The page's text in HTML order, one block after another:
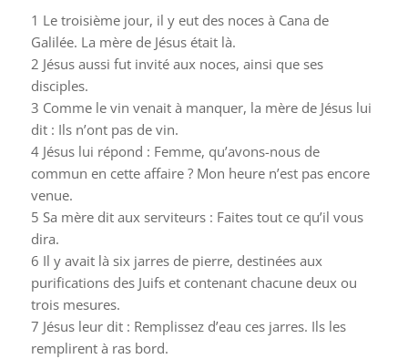
1 Le troisième jour, il y eut des noces à Cana de
Galilée. La mère de Jésus était là.
2 Jésus aussi fut invité aux noces, ainsi que ses
disciples.
3 Comme le vin venait à manquer, la mère de Jésus lui
dit : Ils n’ont pas de vin.
4 Jésus lui répond : Femme, qu’avons-nous de
commun en cette affaire ? Mon heure n’est pas encore
venue.
5 Sa mère dit aux serviteurs : Faites tout ce qu’il vous
dira.
6 Il y avait là six jarres de pierre, destinées aux
purifications des Juifs et contenant chacune deux ou
trois mesures.
7 Jésus leur dit : Remplissez d’eau ces jarres. Ils les
remplirent à ras bord.